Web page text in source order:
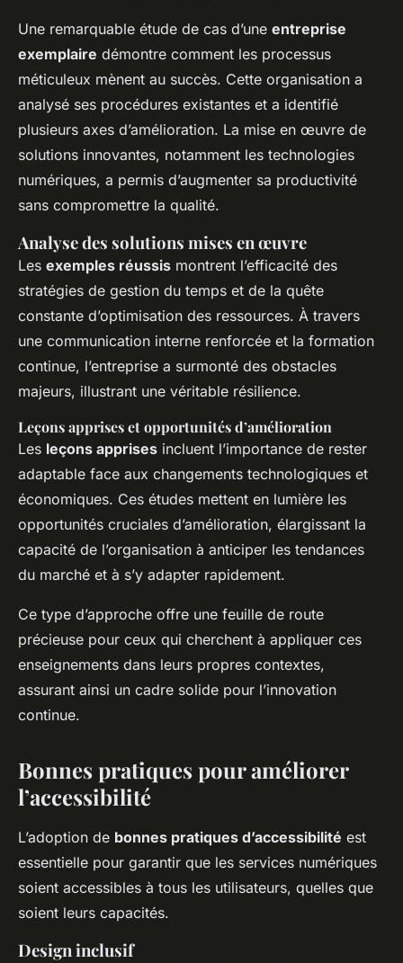
Une remarquable étude de cas d’une entreprise
exemplaire démontre comment les processus
méticuleux mènent au succès. Cette organisation a
analysé ses procédures existantes et a identifié
plusieurs axes d’amélioration. La mise en œuvre de
solutions innovantes, notamment les technologies
numériques, a permis d’augmenter sa productivité
sans compromettre la qualité.
Analyse des solutions mises en œuvre
Les exemples réussis montrent l’efficacité des
stratégies de gestion du temps et de la quête
constante d’optimisation des ressources. À travers
une communication interne renforcée et la formation
continue, l’entreprise a surmonté des obstacles
majeurs, illustrant une véritable résilience.
Leçons apprises et opportunités d’amélioration
Les leçons apprises incluent l’importance de rester
adaptable face aux changements technologiques et
économiques. Ces études mettent en lumière les
opportunités cruciales d’amélioration, élargissant la
capacité de l’organisation à anticiper les tendances
du marché et à s’y adapter rapidement.
Ce type d’approche offre une feuille de route
précieuse pour ceux qui cherchent à appliquer ces
enseignements dans leurs propres contextes,
assurant ainsi un cadre solide pour l’innovation
continue.
Bonnes pratiques pour améliorer
l’accessibilité
L’adoption de bonnes pratiques d’accessibilité est
essentielle pour garantir que les services numériques
soient accessibles à tous les utilisateurs, quelles que
soient leurs capacités.
Design inclusif